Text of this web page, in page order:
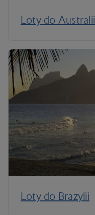
Loty do Australii
Loty do Brazylii